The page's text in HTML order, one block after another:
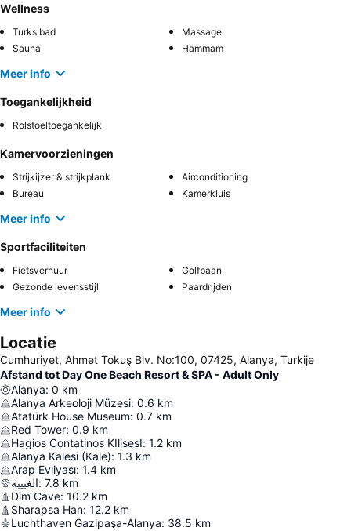
Wellness
Turks bad
Massage
Sauna
Hammam
Meer info
Toegankelijkheid
Rolstoeltoegankelijk
Kamervoorzieningen
Strijkijzer & strijkplank
Airconditioning
Bureau
Kamerkluis
Meer info
Sportfaciliteiten
Fietsverhuur
Golfbaan
Gezonde levensstijl
Paardrijden
Meer info
Locatie
Cumhuriyet, Ahmet Tokuş Blv. No:100, 07425, Alanya, Turkije
Afstand tot Day One Beach Resort & SPA - Adult Only
Alanya: 0 km
Alanya Arkeoloji Müzesi: 0.6 km
Atatürk House Museum: 0.7 km
Red Tower: 0.9 km
Hagios Contatinos KIlisesI: 1.2 km
Alanya Kalesi (Kale): 1.3 km
Arap Evliyası: 1.4 km
الغبيبة: 7.8 km
Dim Cave: 10.2 km
Sharapsa Han: 12.2 km
Luchthaven Gazipaşa-Alanya: 38.5 km